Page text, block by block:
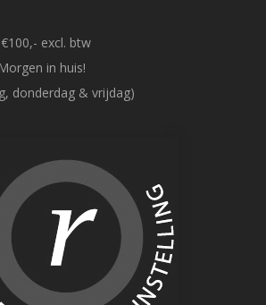
excl. btw
in huis!
donderdag & vrijdag)